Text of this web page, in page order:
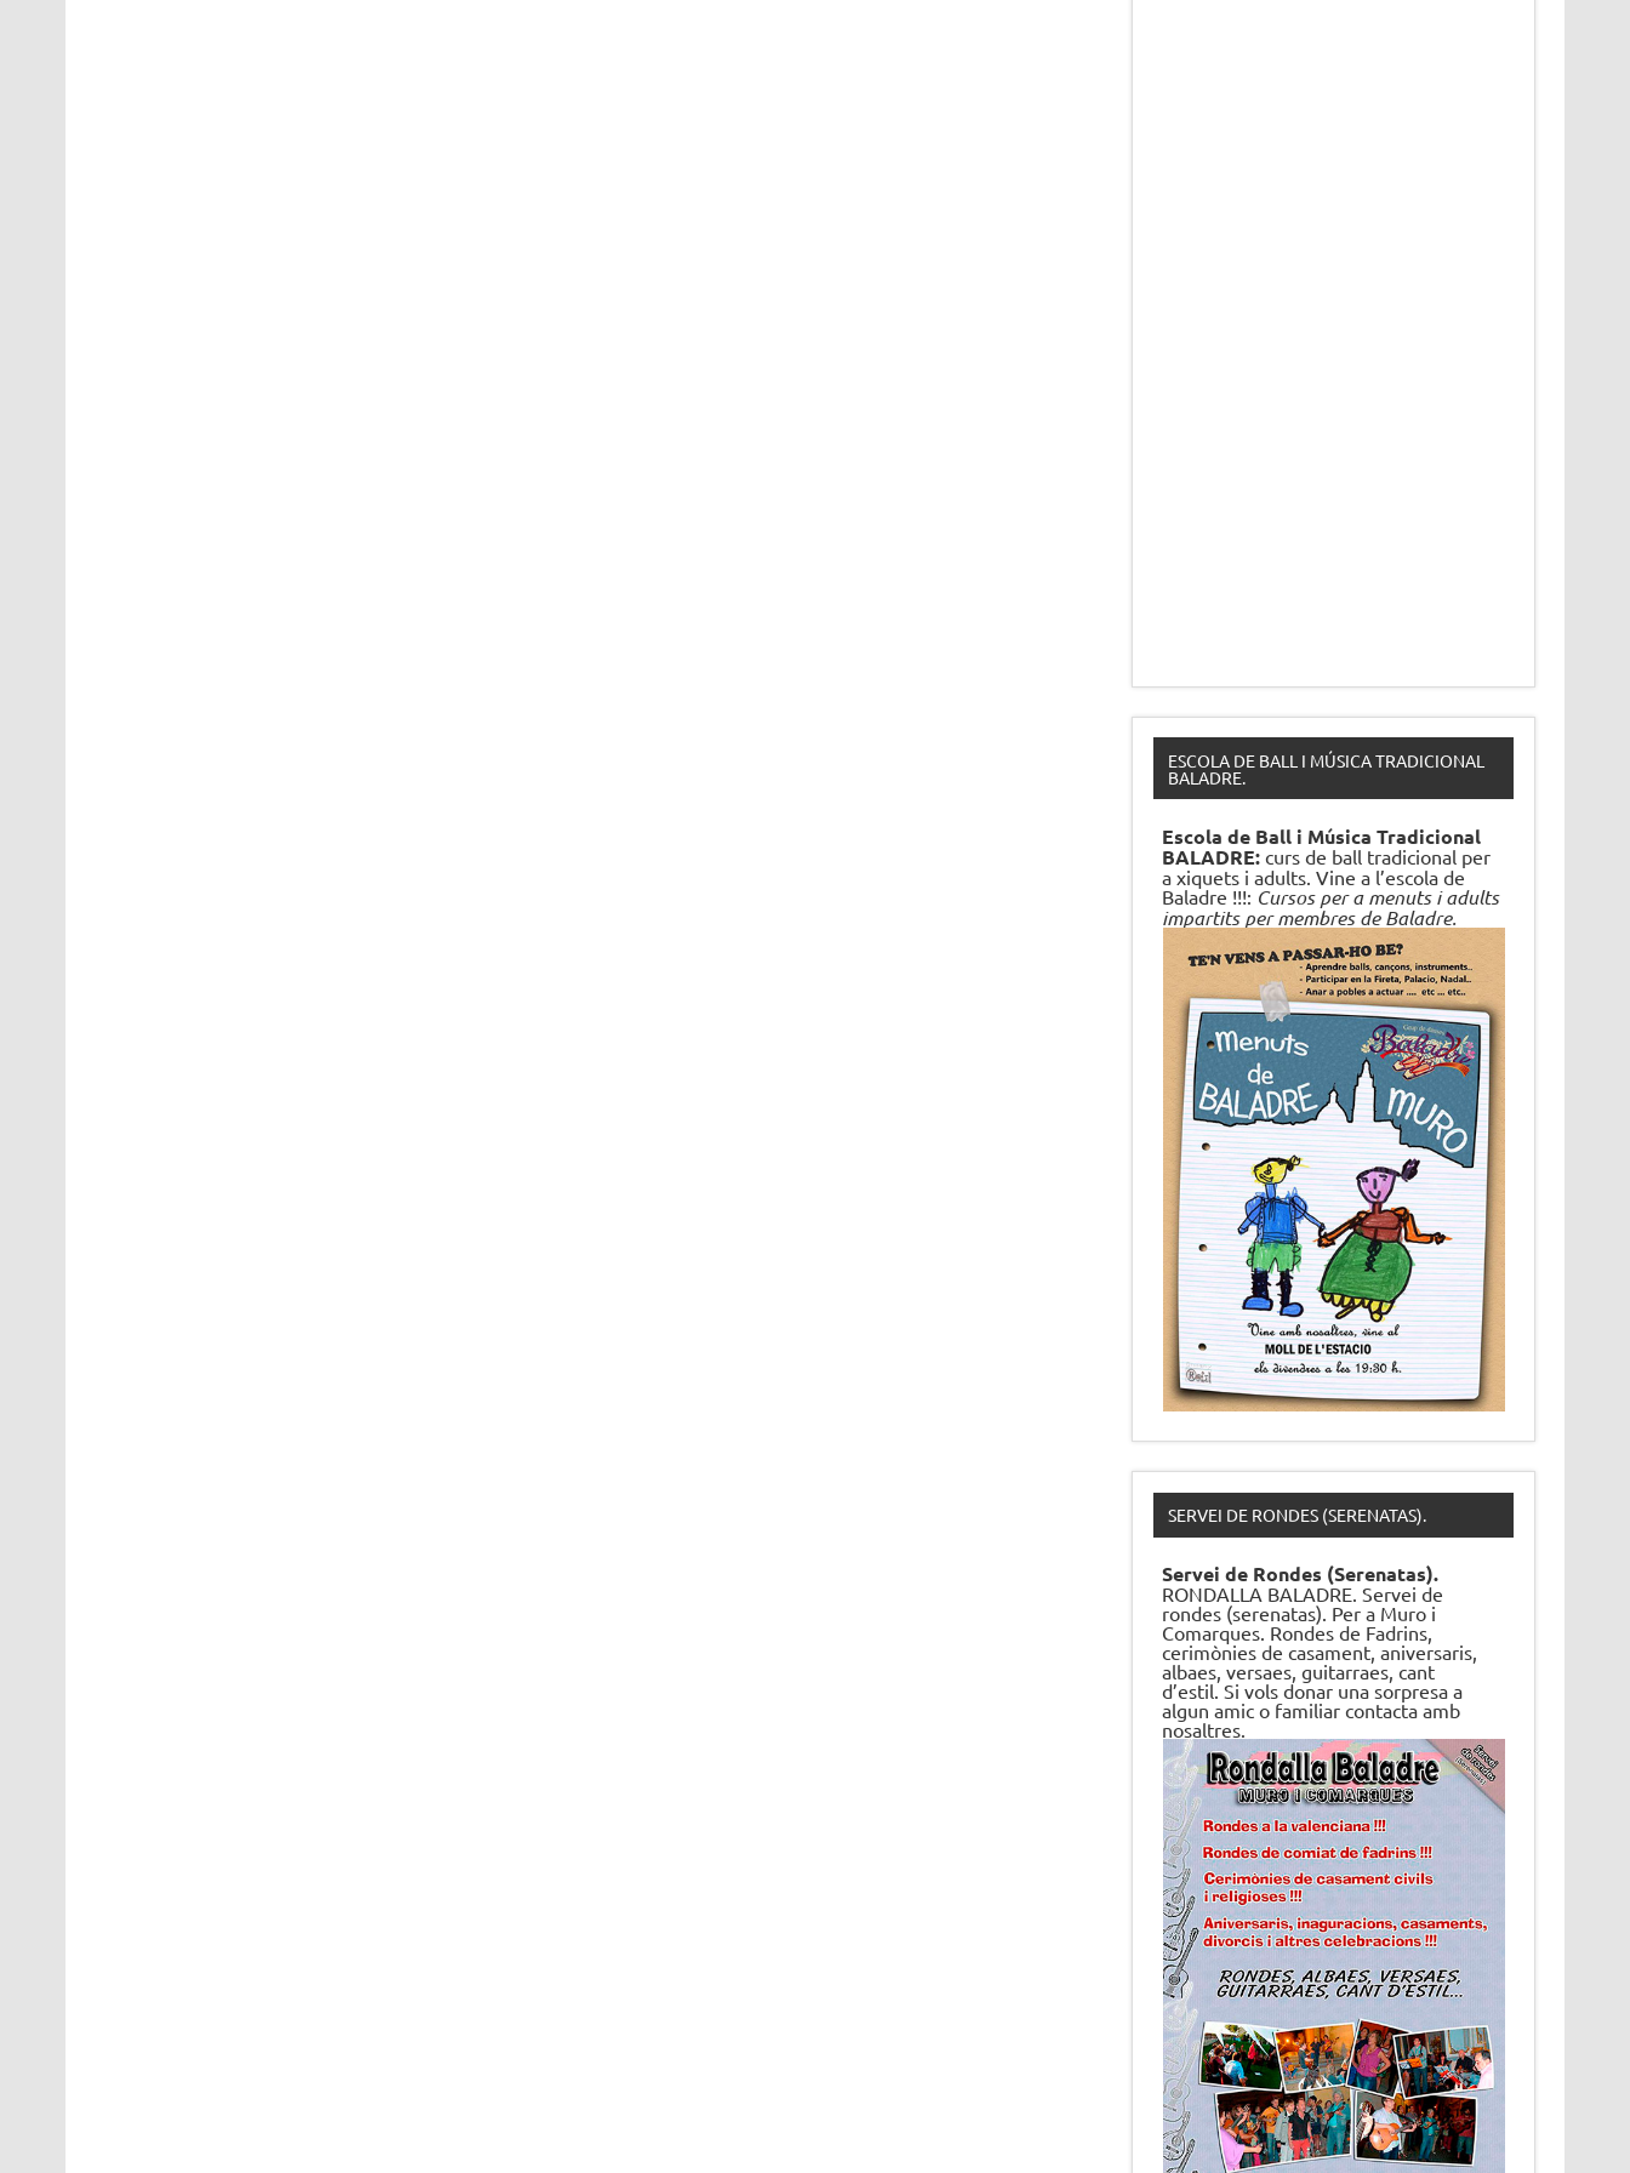
ESCOLA DE BALL I MÚSICA TRADICIONAL
BALADRE.
Escola de Ball i Música Tradicional
BALADRE:curs de ball tradicional per
a xiquets i adults. Vine a l’escola de
Baladre !!!: Cursos per a menuts i adults
impartits per membres de Baladre.
SERVEI DE RONDES (SERENATAS).
Servei de Rondes (Serenatas).
RONDALLA BALADRE. Servei de
rondes (serenatas). Per a Muro i
Comarques. Rondes de Fadrins,
cerimònies de casament, aniversaris,
albaes, versaes, guitarraes, cant
d’estil. Si vols donar una sorpresa a
algun amic o familiar contacta amb
nosaltres.